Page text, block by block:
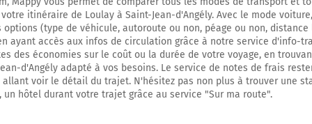
itinéraire de Loulay à Saint-Jean-d'Angély. Avec le mode
options (type de véhicule, autoroute ou non, péage ou non, distance
ayant accès aux infos de circulation grâce à notre service d'info-
des économies sur le coût ou la durée de votre voyage, en
d'Angély adapté à vos besoins. Le service de notes de frais
allant voir le détail du trajet. N'hésitez pas non plus à trouver une
un hôtel durant votre trajet grâce au service "Sur ma route".